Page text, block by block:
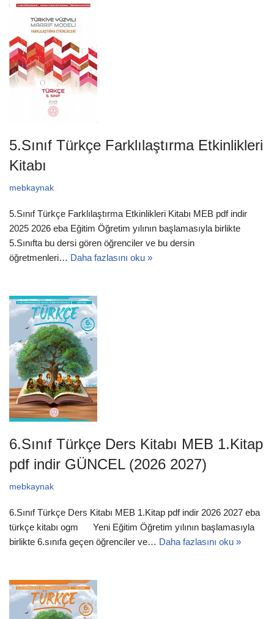
5.Sınıf Türkçe Farklılaştırma Etkinlikleri
Kitabı
mebkaynak
5.Sınıf Türkçe Farklılaştırma Etkinlikleri Kitabı MEB pdf indir
2025 2026 eba Eğitim Öğretim yılının başlamasıyla birlikte
5.Sınıfta bu dersi gören öğrenciler ve bu dersin
öğretmenleri… Daha fazlasını oku »
6.Sınıf Türkçe Ders Kitabı MEB 1.Kitap
pdf indir GÜNCEL (2026 2027)
mebkaynak
6.Sınıf Türkçe Ders Kitabı MEB 1.Kitap pdf indir 2026 2027 eba
türkçe kitabı ogm Yeni Eğitim Öğretim yılının başlamasıyla
birlikte 6.sınıfa geçen öğrenciler ve… Daha fazlasını oku »